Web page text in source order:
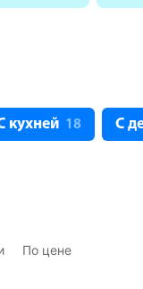
кухней 18 С
По цене